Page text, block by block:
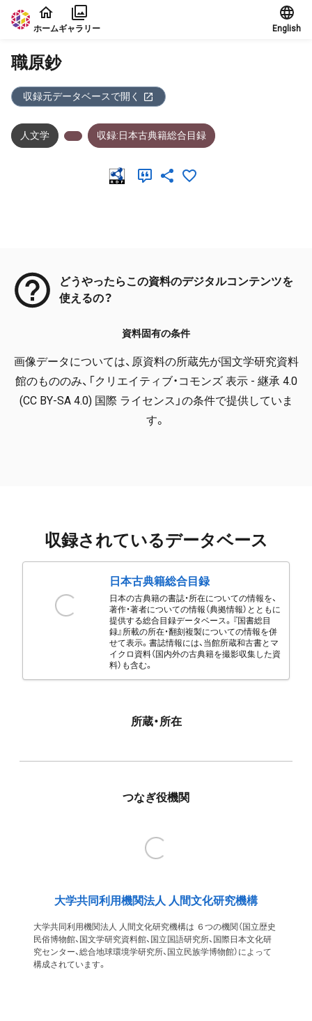
本文に飛ぶ
ホームギャラリー English
職原鈔
収録元データベースで開く
人文学 収録:日本古典籍総合目録
どうやったらこの資料のデジタルコンテンツを
使えるの？
資料固有の条件
画像データについては、原資料の所蔵先が国文学研究資料
館のもののみ、「クリエイティブ・コモンズ 表示 - 継承 4.0
(CC BY-SA 4.0) 国際 ライセンス」の条件で提供していま
す。
収録されているデータベース
日本古典籍総合目録
日本の古典籍の書誌・所在についての情報を、
著作・著者についての情報（典拠情報）とともに
提供する総合目録データベース。『国書総目
録』所載の所在・翻刻複製についての情報を併
せて表示。書誌情報には、当館所蔵和古書とマ
イクロ資料（国内外の古典籍を撮影収集した資
料）も含む。
所蔵・所在
つなぎ役機関
大学共同利用機関法人 人間文化研究機構
大学共同利用機関法人 人間文化研究機構は ６つの機関（国立歴史
民俗博物館、国文学研究資料館、国立国語研究所、国際日本文化研
究センター、総合地球環境学研究所、国立民族学博物館）によって
構成されています。